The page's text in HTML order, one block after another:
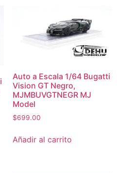
Auto a Escala 1/64 Bugatti
Vision GT Negro,
MJMBUVGTNEGR MJ
Model
$699.00
Añadir al carrito